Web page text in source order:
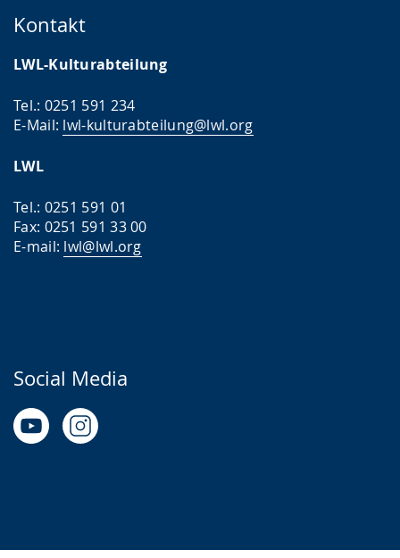
Kontakt
LWL-Kulturabteilung
Tel.: 0251 591 234
E-Mail: lwl-kulturabteilung@lwl.org
LWL
Tel.: 0251 591 01
Fax: 0251 591 33 00
E-mail: lwl@lwl.org
Social Media